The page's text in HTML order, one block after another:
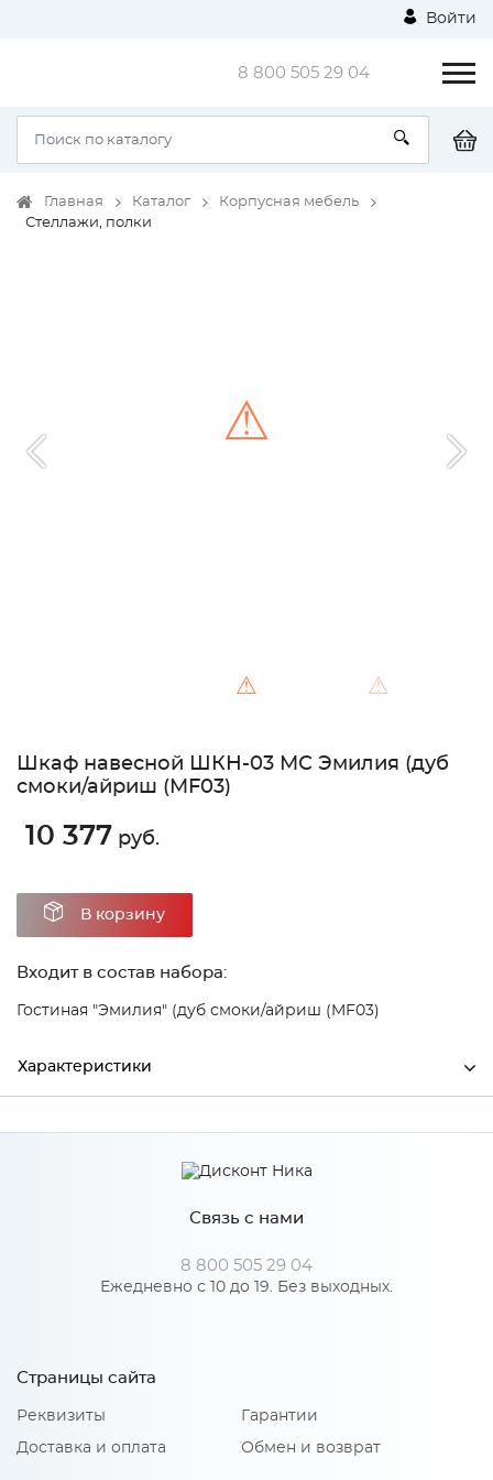
Войти
8 800 505 29 04
Главная Каталог
Корпусная мебель
Стеллажи, полки
⚠ ⚠
⚠
Шкаф навесной ШКН-03 МС Эмилия (дуб
смоки/айриш (MF03)
10 377 руб.
В корзину
Входит в состав набора:
Гостиная "Эмилия" (дуб смоки/айриш (MF03)
Характеристики
Ширина 2130
362
372
БТС
Особенности
Связь с нами
8 800 505 29 04
Ежедневно с 10 до 19. Без выходных.
Страницы сайта
Реквизиты
Доставка и оплата
Гарантии
Обмен и возврат